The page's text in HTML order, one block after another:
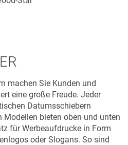
hinzufügen
machen Sie Kunden und
eine große Freude. Jeder
Datumsschiebern
Modellen bieten oben und unten
für Werbeaufdrucke in Form
oder Slogans. So sind